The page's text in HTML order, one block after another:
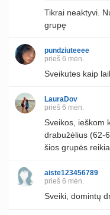
Tikrai neaktyvi.
grupę
pundziuteeee
prieš 6 mėn.
Sveikutes kaip
LauraDov
prieš 6 mėn.
Sveikos, ieškom
drabužėlius (62-
šios grupės
aiste123456789
prieš 6 mėn.
Sveiki, domintų